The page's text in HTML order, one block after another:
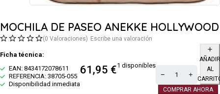
MOCHILA DE PASEO ANEKKE HOLLYWOOD
(0 Valoraciones) Escribe una valoración
Ficha técnica:
EAN: 8434172078611
REFERENCIA: 38705-055
Disponibilidad inmediata
61,95 €1 disponibles
AÑADIR
AL
COMPRAR AHORA